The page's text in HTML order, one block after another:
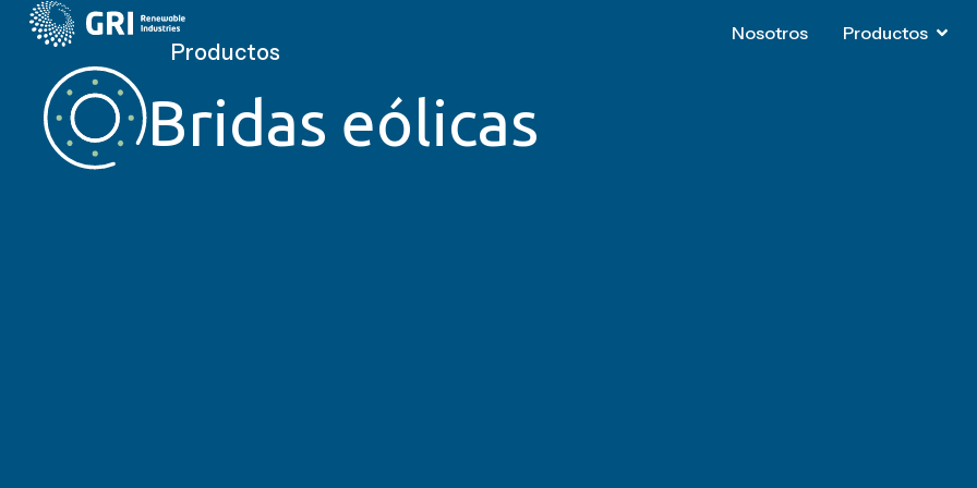
Nosotros Productos
Nosotros Productos
Productos
Bridas eólicas